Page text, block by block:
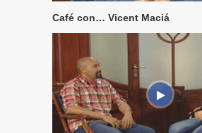
Café con… Vicent Maciá